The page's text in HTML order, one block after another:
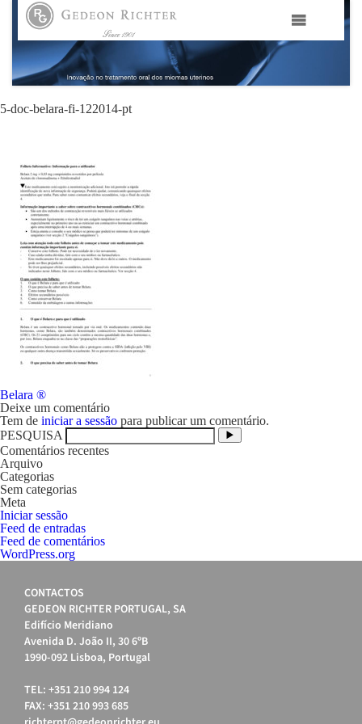
HOME
GEDEON RICHTER PORTUGAL
ÁREAS TERAPÊUTICAS
MEDIA
CONTACTOS
FAMA
5-doc-belara-fi-122014-pt
Navegação
de
artigos
Belara ®
Deixe um comentário
Tem de iniciar a sessão para publicar um comentário.
PESQUISA
Comentários recentes
Arquivo
Categorias
Sem categorias
Meta
Iniciar sessão
Feed de entradas
Feed de comentários
WordPress.org
CONTACTOS
GEDEON RICHTER PORTUGAL, SA
Edifício Meridiano
Avenida D. João II, 30 6ºB
1990-092 Lisboa, Portugal
TEL: +351 210 994 124
FAX: +351 210 993 685